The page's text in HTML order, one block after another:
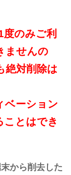
度のみご利
ませんの
絶対削除は
ベーション
ことはでき
から削去した